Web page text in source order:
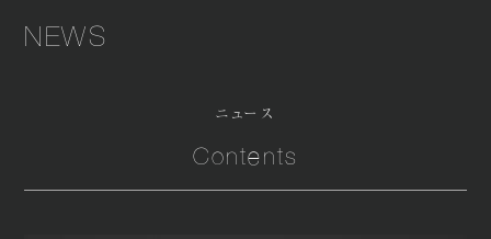
NEWS
ニュース
Contents